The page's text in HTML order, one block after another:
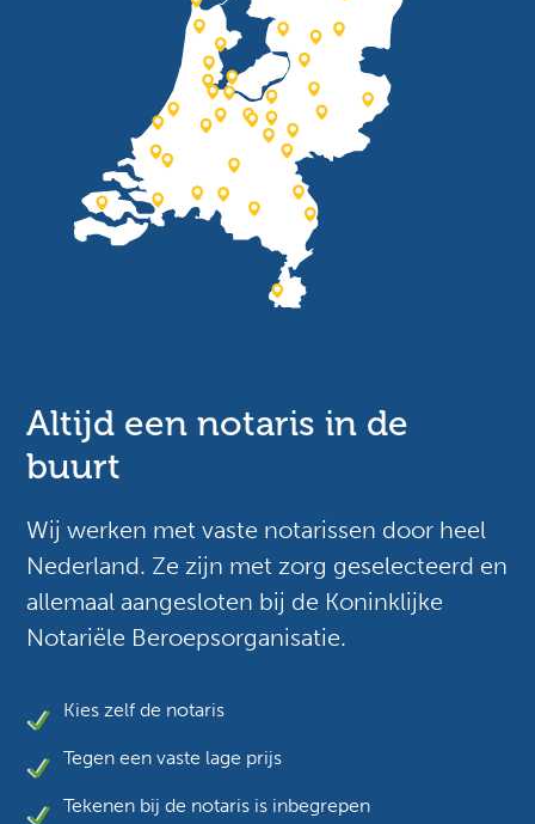
Altijd een notaris in de
buurt
Wij werken met vaste notarissen door heel
Nederland. Ze zijn met zorg geselecteerd en
allemaal aangesloten bij de Koninklijke
Notariële Beroepsorganisatie.
Kies zelf de notaris
Tegen een vaste lage prijs
Tekenen bij de notaris is inbegrepen